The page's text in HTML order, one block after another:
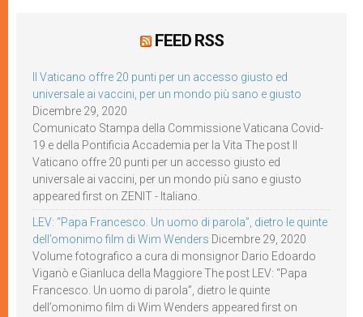
FEED RSS
Il Vaticano offre 20 punti per un accesso giusto ed
universale ai vaccini, per un mondo più sano e giusto
Dicembre 29, 2020
Comunicato Stampa della Commissione Vaticana Covid-
19 e della Pontificia Accademia per la Vita The post Il
Vaticano offre 20 punti per un accesso giusto ed
universale ai vaccini, per un mondo più sano e giusto
appeared first on ZENIT - Italiano.
LEV: “Papa Francesco. Un uomo di parola”, dietro le quinte
dell’omonimo film di Wim Wenders Dicembre 29, 2020
Volume fotografico a cura di monsignor Dario Edoardo
Viganò e Gianluca della Maggiore The post LEV: “Papa
Francesco. Un uomo di parola”, dietro le quinte
dell’omonimo film di Wim Wenders appeared first on